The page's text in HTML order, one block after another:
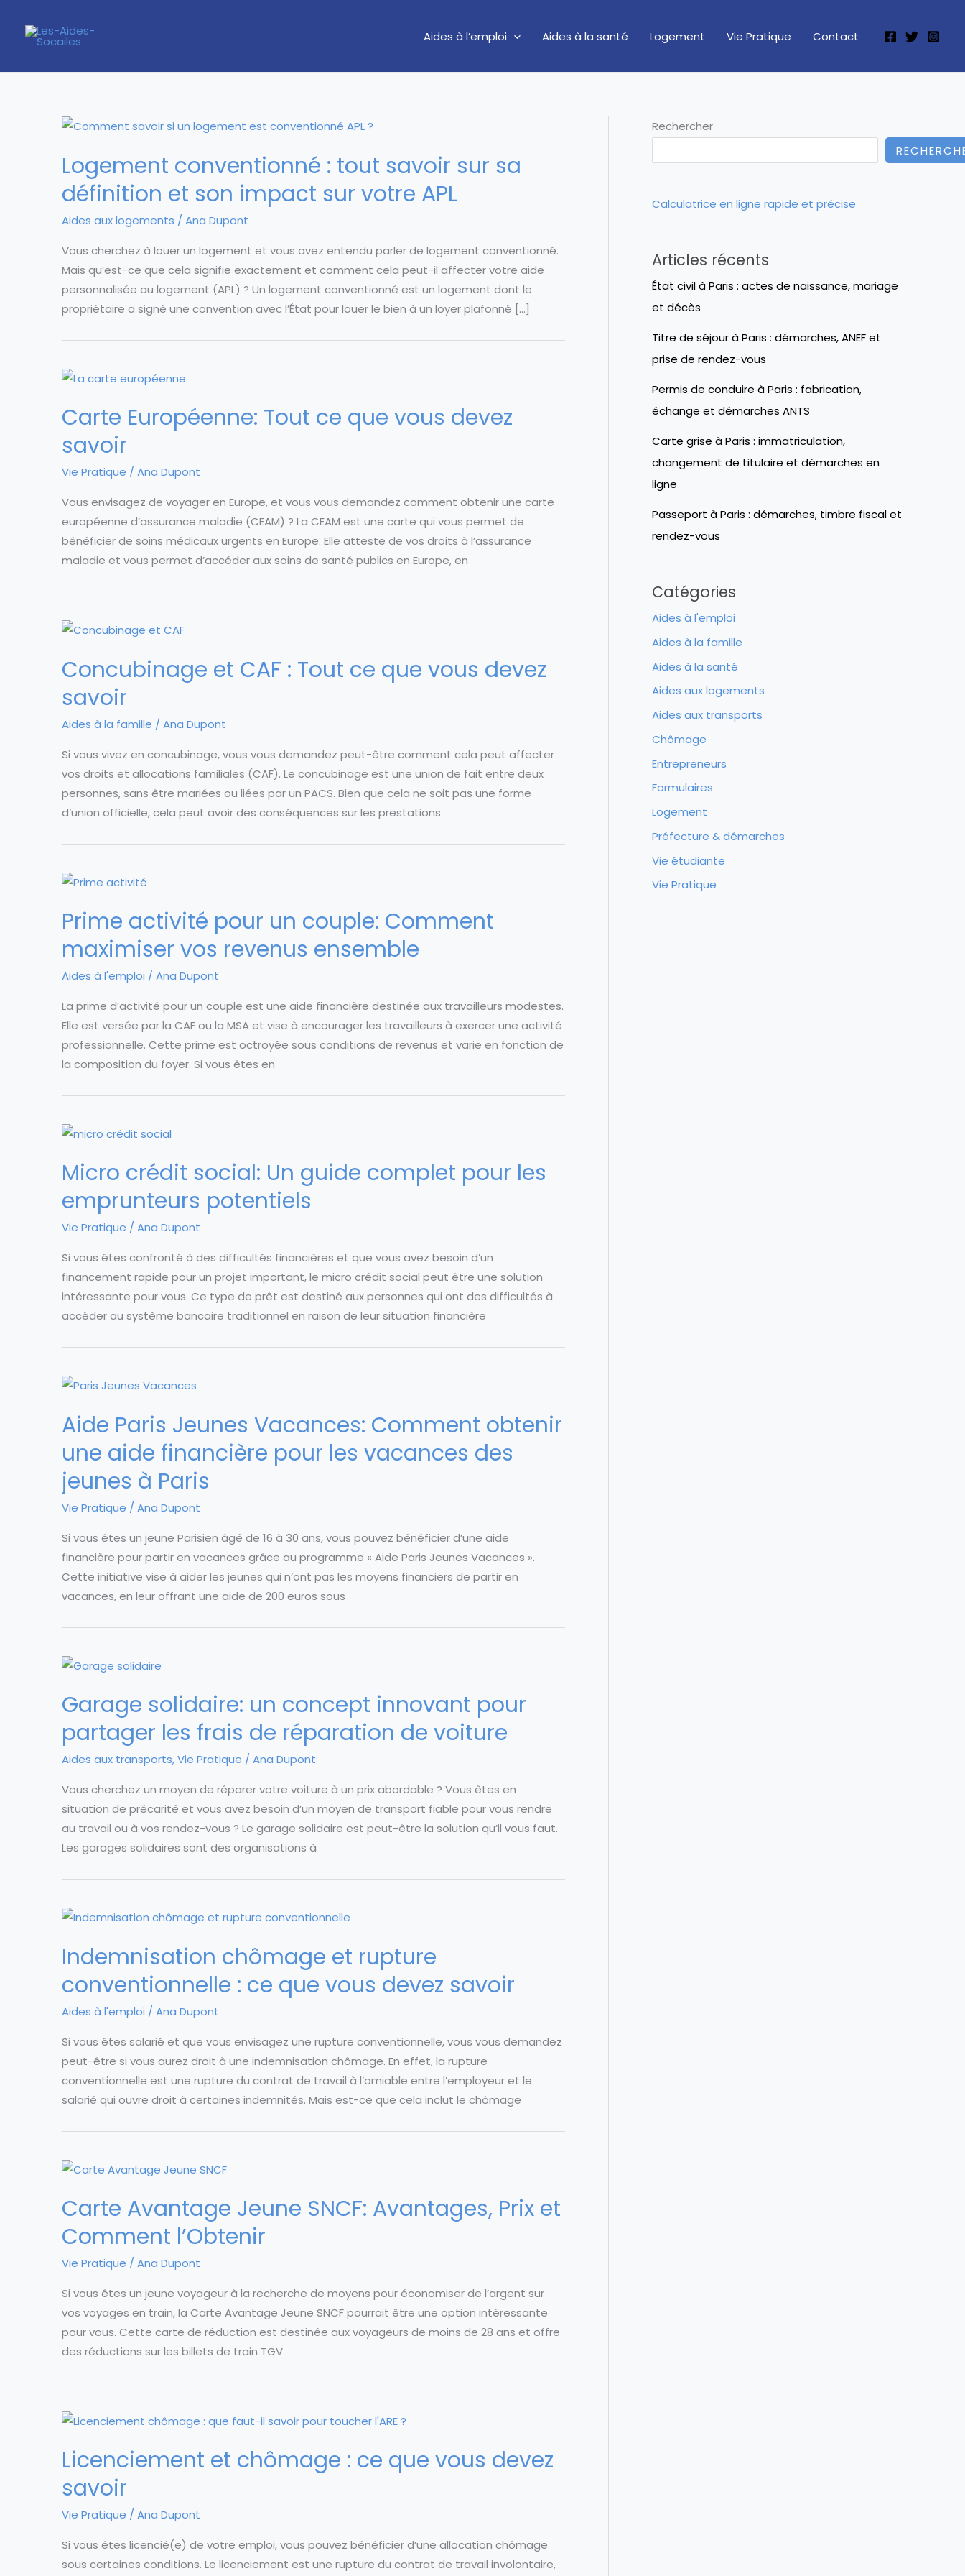
contenu
Aides à l’emploi Aides à la santé Logement Vie Pratique Contact
Logement conventionné : tout savoir sur sa
définition et son impact sur votre APL
Aides aux logements / Ana Dupont
Vous cherchez à louer un logement et vous avez entendu parler de logement conventionné.
Mais qu’est-ce que cela signifie exactement et comment cela peut-il affecter votre aide
personnalisée au logement (APL) ? Un logement conventionné est un logement dont le
propriétaire a signé une convention avec l’État pour louer le bien à un loyer plafonné […]
Carte Européenne: Tout ce que vous devez
savoir
Vie Pratique / Ana Dupont
Vous envisagez de voyager en Europe, et vous vous demandez comment obtenir une carte
européenne d’assurance maladie (CEAM) ? La CEAM est une carte qui vous permet de
bénéficier de soins médicaux urgents en Europe. Elle atteste de vos droits à l’assurance
maladie et vous permet d’accéder aux soins de santé publics en Europe, en
Concubinage et CAF : Tout ce que vous devez
savoir
Aides à la famille / Ana Dupont
Si vous vivez en concubinage, vous vous demandez peut-être comment cela peut affecter
vos droits et allocations familiales (CAF). Le concubinage est une union de fait entre deux
personnes, sans être mariées ou liées par un PACS. Bien que cela ne soit pas une forme
d’union officielle, cela peut avoir des conséquences sur les prestations
Prime activité pour un couple: Comment
maximiser vos revenus ensemble
Aides à l'emploi / Ana Dupont
La prime d’activité pour un couple est une aide financière destinée aux travailleurs modestes.
Elle est versée par la CAF ou la MSA et vise à encourager les travailleurs à exercer une activité
professionnelle. Cette prime est octroyée sous conditions de revenus et varie en fonction de
la composition du foyer. Si vous êtes en
Micro crédit social: Un guide complet pour les
emprunteurs potentiels
Vie Pratique / Ana Dupont
Si vous êtes confronté à des difficultés financières et que vous avez besoin d’un
financement rapide pour un projet important, le micro crédit social peut être une solution
intéressante pour vous. Ce type de prêt est destiné aux personnes qui ont des difficultés à
accéder au système bancaire traditionnel en raison de leur situation financière
Aide Paris Jeunes Vacances: Comment obtenir
une aide financière pour les vacances des
jeunes à Paris
Vie Pratique / Ana Dupont
Si vous êtes un jeune Parisien âgé de 16 à 30 ans, vous pouvez bénéficier d’une aide
financière pour partir en vacances grâce au programme « Aide Paris Jeunes Vacances ».
Cette initiative vise à aider les jeunes qui n’ont pas les moyens financiers de partir en
vacances, en leur offrant une aide de 200 euros sous
Garage solidaire: un concept innovant pour
partager les frais de réparation de voiture
Aides aux transports,Vie Pratique / Ana Dupont
Vous cherchez un moyen de réparer votre voiture à un prix abordable ? Vous êtes en
situation de précarité et vous avez besoin d’un moyen de transport fiable pour vous rendre
au travail ou à vos rendez-vous ? Le garage solidaire est peut-être la solution qu’il vous faut.
Les garages solidaires sont des organisations à
Indemnisation chômage et rupture
conventionnelle : ce que vous devez savoir
Aides à l'emploi / Ana Dupont
Si vous êtes salarié et que vous envisagez une rupture conventionnelle, vous vous demandez
peut-être si vous aurez droit à une indemnisation chômage. En effet, la rupture
conventionnelle est une rupture du contrat de travail à l’amiable entre l’employeur et le
salarié qui ouvre droit à certaines indemnités. Mais est-ce que cela inclut le chômage
Carte Avantage Jeune SNCF: Avantages, Prix et
Comment l’Obtenir
Vie Pratique / Ana Dupont
Si vous êtes un jeune voyageur à la recherche de moyens pour économiser de l’argent sur
vos voyages en train, la Carte Avantage Jeune SNCF pourrait être une option intéressante
pour vous. Cette carte de réduction est destinée aux voyageurs de moins de 28 ans et offre
des réductions sur les billets de train TGV
Licenciement et chômage : ce que vous devez
savoir
Vie Pratique / Ana Dupont
Si vous êtes licencié(e) de votre emploi, vous pouvez bénéficier d’une allocation chômage
sous certaines conditions. Le licenciement est une rupture du contrat de travail involontaire,
Rechercher
Calculatrice en ligne rapide et précise
Articles récents
État civil à Paris : actes de naissance, mariage
et décès
Titre de séjour à Paris : démarches, ANEF et
prise de rendez-vous
Permis de conduire à Paris : fabrication,
échange et démarches ANTS
Carte grise à Paris : immatriculation,
changement de titulaire et démarches en
ligne
Passeport à Paris : démarches, timbre fiscal et
rendez-vous
Catégories
Aides à l'emploi
Aides à la famille
Aides à la santé
Aides aux logements
Aides aux transports
Chômage
Entrepreneurs
Formulaires
Logement
Préfecture & démarches
Vie étudiante
Vie Pratique